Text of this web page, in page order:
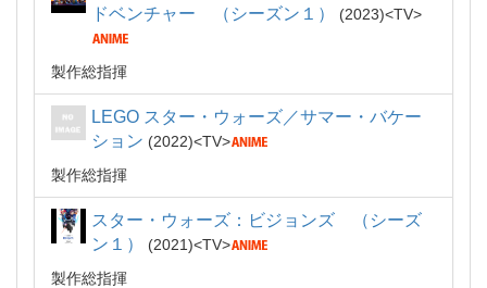
ドベンチャー （シーズン１）
2023 TV
製作総指揮
LEGO スター・ウォーズ／サマー・バケー
ション
2022
TV
製作総指揮
スター・ウォーズ：ビジョンズ （シーズ
ン１）
2021
TV
製作総指揮